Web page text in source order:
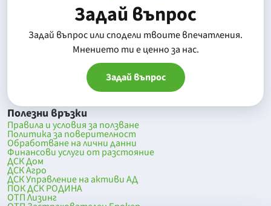
Задай въпрос
Задай въпрос или сподели твоите впечатления.
Mнението ти е ценно за нас.
Задай въпрос
Полезни връзки
Правила и условия за ползване
Политика за поверителност
Обработване на лични данни
Финансови услуги от разстояние
ДСК Дом
ДСК Агро
ДСК Управление на активи АД
ПОК ДСК РОДИНА
ОТП Лизинг